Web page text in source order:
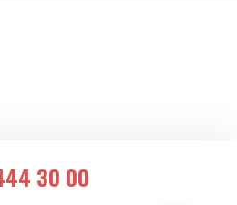
30 00